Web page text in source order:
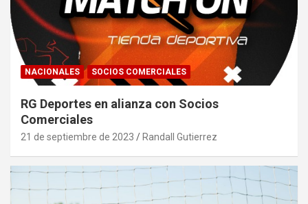
NACIONALES SOCIOS COMERCIALES
RG Deportes en alianza con Socios
Comerciales
21 de septiembre de 2023 Randall Gutierrez